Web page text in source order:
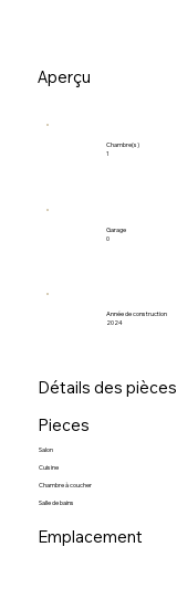
Aperçu
Chambre(s)
1
Garage
0
Année de construction
2024
Détails des pièces
Pieces
Salon
Cuisine
Chambre à coucher
Salle de bains
Emplacement